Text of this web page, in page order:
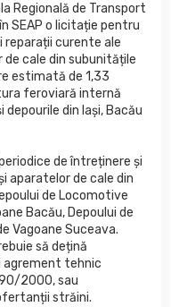
Regională de Transport
SEAP o licitație pentru
reparații curente ale
cale din subunitățile
estimată de 1,33
feroviară internă
din Iași, Bacău
de întreținere și
aparatelor de cale din
de Locomotive
Bacău, Depoului de
Vagoane Suceava.
să dețină
agrement tehnic
2000, sau
străini.